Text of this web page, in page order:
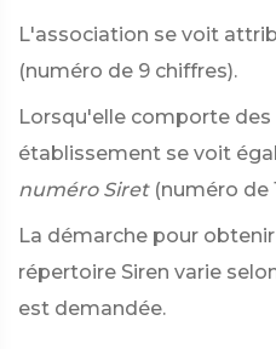
L'association se voit
(numéro de 9 chiffres).
Lorsqu'elle comporte
établissement se voit
numéro Siret (numéro de
La démarche pour
répertoire Siren varie
est demandée.